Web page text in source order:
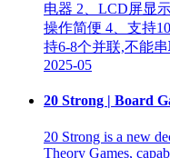
电器 2、LCD屏显
操作简便 4、支持
持6-8个并联,不能
2025-05
20 Strong | Board
20 Strong is a new
Theory Games,